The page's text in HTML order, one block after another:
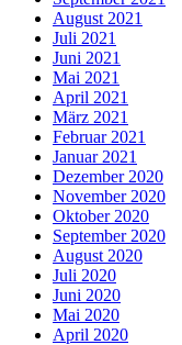
August 2021
Juli 2021
Juni 2021
Mai 2021
April 2021
März 2021
Februar 2021
Januar 2021
Dezember 2020
November 2020
Oktober 2020
September 2020
August 2020
Juli 2020
Juni 2020
Mai 2020
April 2020